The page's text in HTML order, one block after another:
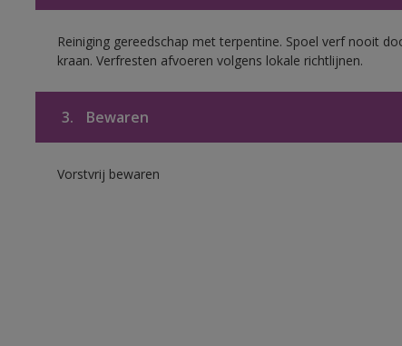
Reiniging gereedschap met terpentine. Spoel verf nooit
kraan. Verfresten afvoeren volgens lokale richtlijnen.
3. Bewaren
Vorstvrij bewaren